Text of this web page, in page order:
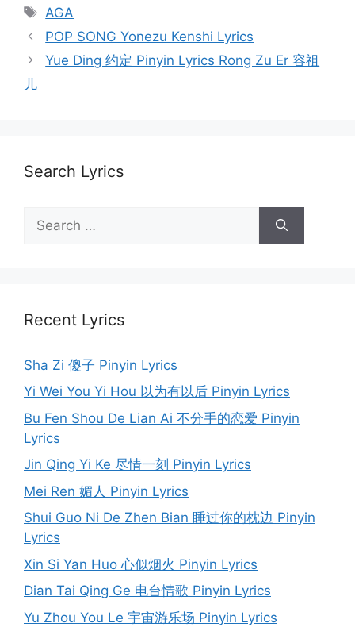
Tags
AGA
Post
navigation
POP SONG Yonezu Kenshi Lyrics
Yue Ding 约定 Pinyin Lyrics Rong Zu Er 容祖
儿
Search Lyrics
for:
Recent Lyrics
Sha Zi 傻子 Pinyin Lyrics
Yi Wei You Yi Hou 以为有以后 Pinyin Lyrics
Bu Fen Shou De Lian Ai 不分手的恋爱 Pinyin
Lyrics
Jin Qing Yi Ke 尽情一刻 Pinyin Lyrics
Mei Ren 媚人 Pinyin Lyrics
Shui Guo Ni De Zhen Bian 睡过你的枕边 Pinyin
Lyrics
Xin Si Yan Huo 心似烟火 Pinyin Lyrics
Dian Tai Qing Ge 电台情歌 Pinyin Lyrics
Yu Zhou You Le 宇宙游乐场 Pinyin Lyrics